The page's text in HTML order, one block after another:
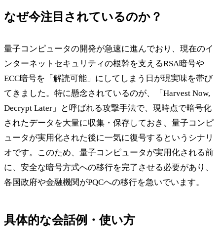
なぜ今注目されているのか？
量子コンピュータの開発が急速に進んでおり、現在のイ
ンターネットセキュリティの根幹を支えるRSA暗号や
ECC暗号を「解読可能」にしてしまう日が現実味を帯び
てきました。特に懸念されているのが、「Harvest Now,
Decrypt Later」と呼ばれる攻撃手法で、現時点で暗号化
されたデータを大量に収集・保存しておき、量子コンピ
ュータが実用化された後に一気に復号するというシナリ
オです。このため、量子コンピュータが実用化される前
に、安全な暗号方式への移行を完了させる必要があり、
各国政府や金融機関がPQCへの移行を急いでいます。
具体的な会話例・使い方